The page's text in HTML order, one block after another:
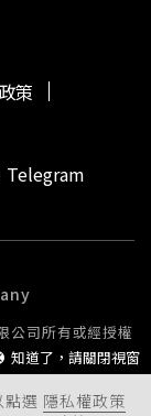
選 隱私權政策
知道了，請關閉視窗
策
Telegram
公司所有或經授權
或公開傳輸。